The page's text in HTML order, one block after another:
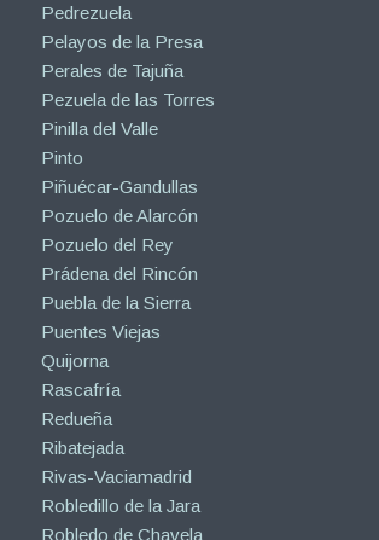
Pedrezuela
Pelayos de la Presa
Perales de Tajuña
Pezuela de las Torres
Pinilla del Valle
Pinto
Piñuécar-Gandullas
Pozuelo de Alarcón
Pozuelo del Rey
Prádena del Rincón
Puebla de la Sierra
Puentes Viejas
Quijorna
Rascafría
Redueña
Ribatejada
Rivas-Vaciamadrid
Robledillo de la Jara
Robledo de Chavela